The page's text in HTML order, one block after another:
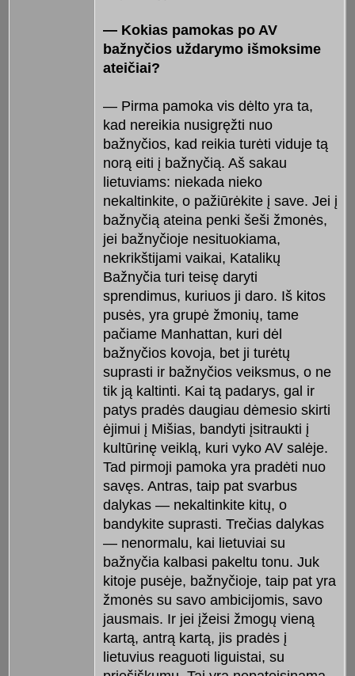
— Kokias pamokas po AV
bažnyčios uždarymo išmoksime
ateičiai?
— Pirma pamoka vis dėlto yra ta,
kad nereikia nusigręžti nuo
bažnyčios, kad reikia turėti viduje tą
norą eiti į bažnyčią. Aš sakau
lietuviams: niekada nieko
nekaltinkite, o pažiūrėkite į save. Jei į
bažnyčią ateina penki šeši žmonės,
jei bažnyčioje nesituokiama,
nekrikštijami vaikai, Katalikų
Bažnyčia turi teisę daryti
sprendimus, kuriuos ji daro. Iš kitos
pusės, yra grupė žmonių, tame
pačiame Manhattan, kuri dėl
bažnyčios kovoja, bet ji turėtų
suprasti ir bažnyčios veiksmus, o ne
tik ją kaltinti. Kai tą padarys, gal ir
patys pradės daugiau dėmesio skirti
ėjimui į Mišias, bandyti įsitraukti į
kultūrinę veiklą, kuri vyko AV salėje.
Tad pirmoji pamoka yra pradėti nuo
savęs. Antras, taip pat svarbus
dalykas — nekaltinkite kitų, o
bandykite suprasti. Trečias dalykas
— nenormalu, kai lietuviai su
bažnyčia kalbasi pakeltu tonu. Juk
kitoje pusėje, bažnyčioje, taip pat yra
žmonės su savo ambicijomis, savo
jausmais. Ir jei įžeisi žmogų vieną
kartą, antrą kartą, jis pradės į
lietuvius reaguoti liguistai, su